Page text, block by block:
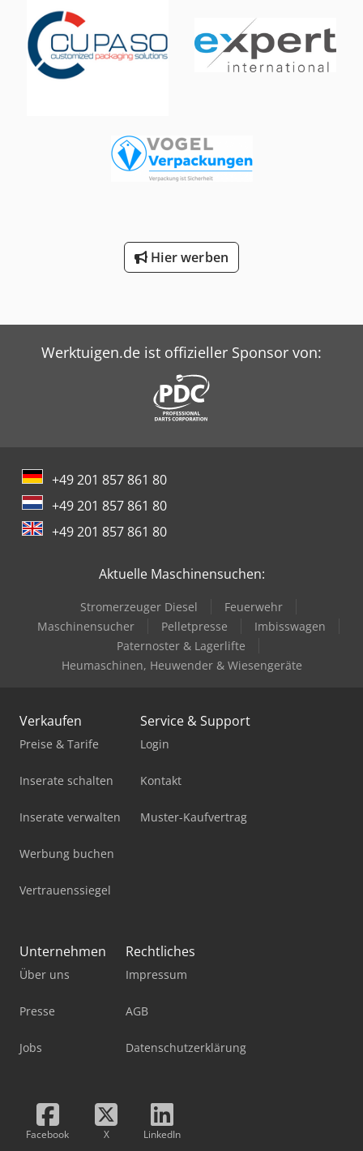
verschiedene Arbeitsgänge wie Rillen, Perforieren und
Falzen in einem Durchgang auszuführen, optimiert sie den
Produktionsprozess und spart wertvolle Zeit. Besondere
Merkmale - Kombinationsfunktion: Die Maschine vereint
Rillen, Perforieren und Falzen, was den Arbeitsablauf
verarbeiten - Präzise Rilltechnik: Die CRF-362 bietet
Rillstärken von 0,8 mm für leichtere Materialien und 1,3
mm für schwerere Materialien, mit optionalen Stärken von
Geschwindigkeit: Die Maschine kann bis zu 4.900 Bogen
pro Stunde verarbeiten, was eine hohe Produktivität
Aaijrf Rundum-Sorglos-Paket Wir kümmern uns um alles:
zur Zollabwicklung. Auf Wunsch erstellen wir Ihnen auch
ein maßgeschneidertes Leasingangebot. Nachhaltig und
wirtschaftlich Entscheiden Sie sich für eine gebrauchte
erhalten Sie ein Qualitätsprodukt zu einem attraktiven
Preis.
Hier werben
Werktuigen.de ist offizieller Sponsor von:
+49 201 857 861 80
+49 201 857 861 80
+49 201 857 861 80
Aktuelle Maschinensuchen:
Stromerzeuger Diesel
Feuerwehr
Maschinensucher
Pelletpresse
Imbisswagen
Paternoster & Lagerlifte
Heumaschinen, Heuwender & Wiesengeräte
Verkaufen
Preise & Tarife
Inserate schalten
Inserate verwalten
Werbung buchen
Vertrauenssiegel
Service & Support
Login
Kontakt
Muster-Kaufvertrag
Unternehmen
Über uns
Presse
Jobs
Rechtliches
Impressum
AGB
Datenschutzerklärung
Facebook X LinkedIn